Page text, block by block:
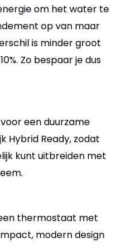
om het water te
op van maar
is minder groot
Zo bespaar je dus
een duurzame
Hybrid Ready, zodat
kunt uitbreiden met
thermostaat met
modern design